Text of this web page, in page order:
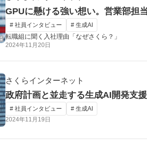
GPUに懸ける強い想い。営業部担
# 社員インタビュー # 生成AI
転職組に聞く入社理由「なぜさくら？」
2024年11月20日
さくらインターネット
政府計画と並走する生成AI開発支
# 社員インタビュー
# 生成AI
2024年11月19日